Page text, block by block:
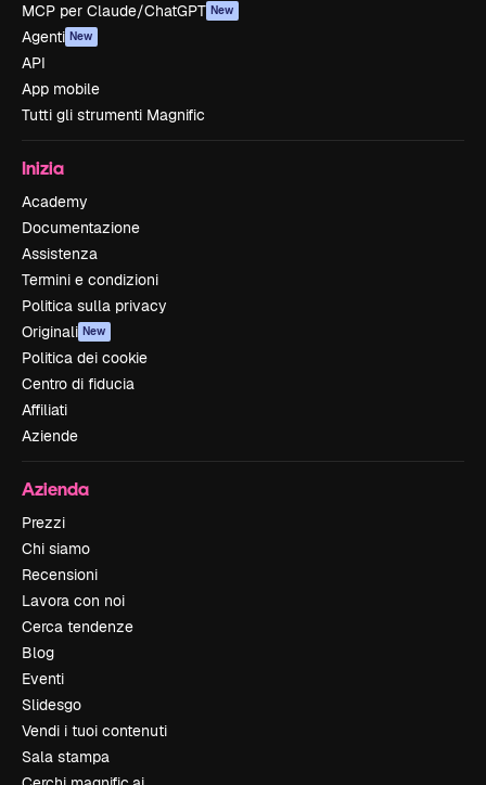
MCP per Claude/ChatGPT New
Agenti New
API
App mobile
Tutti gli strumenti Magnific
Inizia
Academy
Documentazione
Assistenza
Termini e condizioni
Politica sulla privacy
Originali New
Politica dei cookie
Centro di fiducia
Affiliati
Aziende
Azienda
Prezzi
Chi siamo
Recensioni
Lavora con noi
Cerca tendenze
Blog
Eventi
Slidesgo
Vendi i tuoi contenuti
Sala stampa